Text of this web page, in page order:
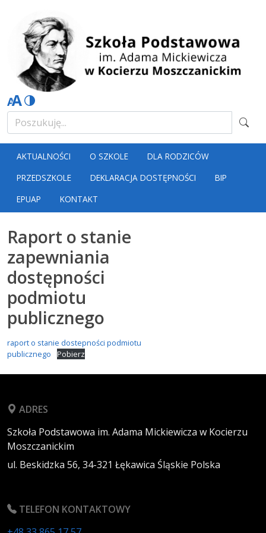
AKTUALNOŚCI O SZKOLE
DLA RODZICÓW
PRZEDSZKOLE
DEKLARACJA DOSTĘPNOŚCI
BIP
EPUAP
KONTAKT
Raport o stanie
zapewniania
dostępności
podmiotu
publicznego
raport o stanie dostepności podmiotu
publicznego
Pobierz
ADRES
Szkoła Podstawowa im. Adama Mickiewicza w Kocierzu
Moszczanickim
ul. Beskidzka 56, 34-321 Łękawica Śląskie Polska
TELEFON KONTAKTOWY